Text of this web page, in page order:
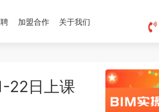
加盟合作 关于我们
22日上课